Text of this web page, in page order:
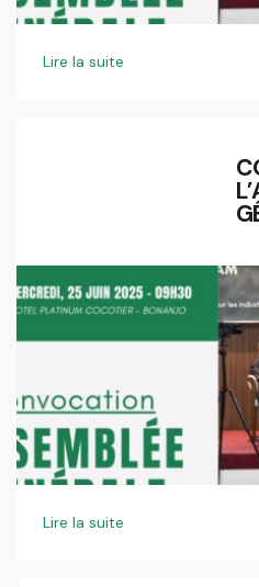
Lire la suite
Lire la suite